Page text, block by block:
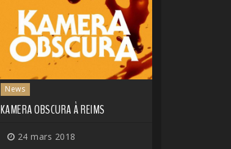
News
KAMERA OBSCURA À REIMS
24 mars 2018